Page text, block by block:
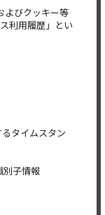
よびクッキー等
利用履歴」とい
タイムスタン
別子情報